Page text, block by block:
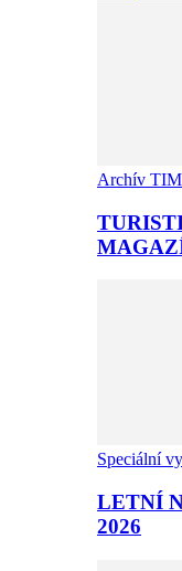
Archív
Speciální
LETNÍ
2026